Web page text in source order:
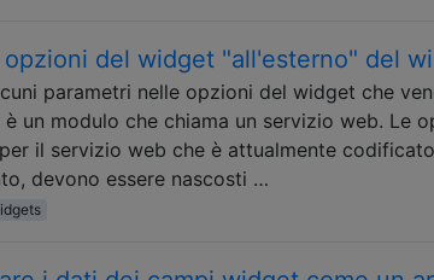
del widget "all'esterno" del
parametri nelle opzioni del widget che
un modulo che chiama un servizio web. Le
il servizio web che è attualmente
devono essere nascosti …